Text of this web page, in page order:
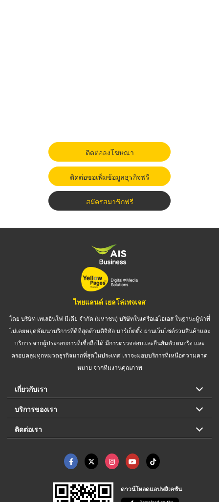
ติดต่อลงโฆษณา
ติดต่อขอเพิ่มข้อมูลธุรกิจฟรี
สมัครสมาชิกฟรี
ไทยแลนด์ เยลโล่เพจเจส
โดย บริษัท เทเลอินโฟ มีเดีย จำกัด (มหาชน) บริษัทในเครือเอไอเอส ในฐานะผู้นำที่
ไม่เคยหยุดพัฒนาบริการที่ดีที่สุดด้านดิจิทัล มาร์เก็ตติ้ง ผ่านเว็บไซต์รวมสินค้าและ
บริการ จากผู้ประกอบการที่เชื่อถือได้ มีการตรวจสอบและยืนยันตัวตนจริง และ
ครอบคลุมทุกหมวดธุรกิจมากที่สุดในประเทศ เราจะมอบบริการที่เหนือความคาด
หมาย จากทีมงานคุณภาพ
เกี่ยวกับเรา
บริการของเรา
ติดต่อเรา
ดาวน์โหลดแอปพลิเคชัน